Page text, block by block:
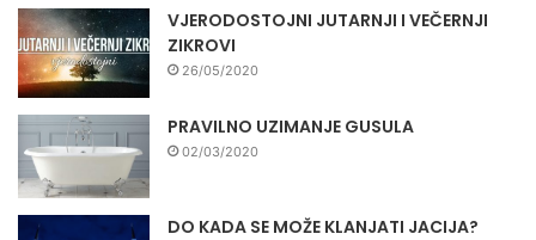
VJERODOSTOJNI JUTARNJI I VEČERNJI
ZIKROVI
26/05/2020
PRAVILNO UZIMANJE GUSULA
02/03/2020
DO KADA SE MOŽE KLANJATI JACIJA?